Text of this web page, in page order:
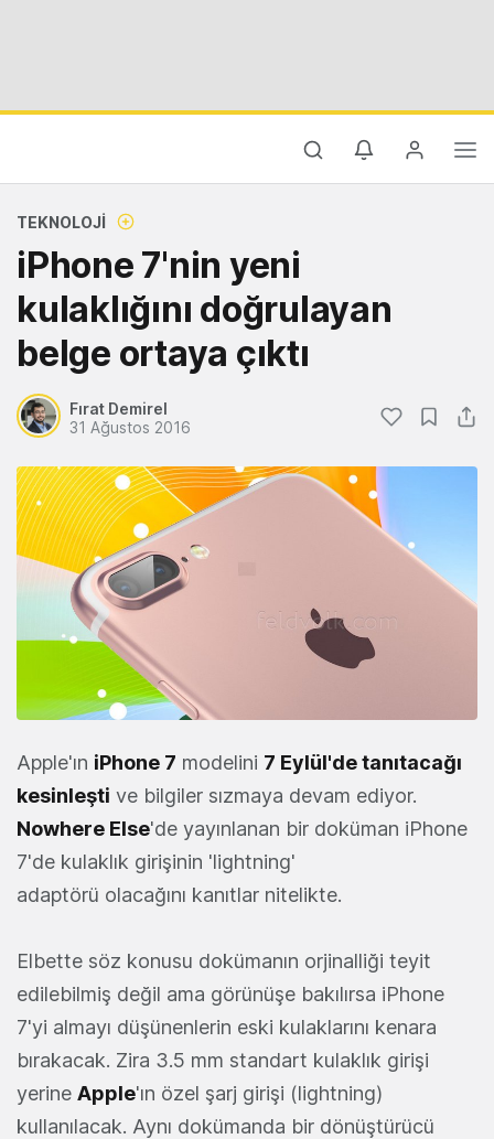
TEKNOLOJI
iPhone 7'nin yeni
kulaklığını doğrulayan
belge ortaya çıktı
Fırat Demirel
31 Ağustos 2016
Apple'ın iPhone 7 modelini 7 Eylül'de tanıtacağı
kesinleşti ve bilgiler sızmaya devam ediyor.
Nowhere Else'de yayınlanan bir doküman iPhone
7'de kulaklık girişinin 'lightning'
adaptörü olacağını kanıtlar nitelikte.
Elbette söz konusu dokümanın orjinalliği teyit
edilebilmiş değil ama görünüşe bakılırsa iPhone
7'yi almayı düşünenlerin eski kulaklarını kenara
bırakacak. Zira 3.5 mm standart kulaklık girişi
yerine Apple'ın özel şarj girişi (lightning)
kullanılacak. Aynı dokümanda bir dönüştürücü